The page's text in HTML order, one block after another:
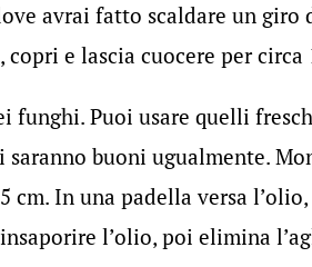
avrai fatto scaldare un giro
copri e lascia cuocere per
Puoi usare quelli
buoni ugualmente.
cm. In una padella versa
l’olio, poi elimina